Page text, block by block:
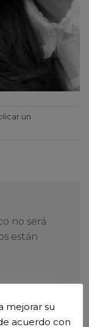
un
no será
están
mejorar su
acuerdo con